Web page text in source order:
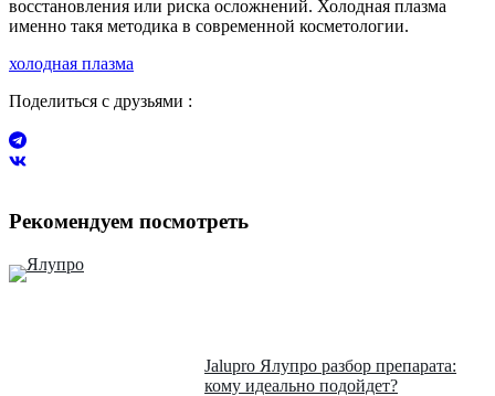
восстановления или риска осложнений. Холодная плазма
именно такя методика в современной косметологии.
холодная плазма
Поделиться с друзьями :
Рекомендуем посмотреть
Jalupro Ялупро разбор препарата:
кому идеально подойдет?